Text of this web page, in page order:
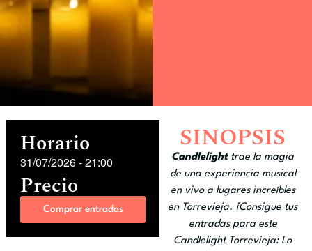
Horario
31/07/2026-21:00
Precio
Comprar entradas
SINOPSIS
Candlelight trae la magia
de una experiencia musical
en vivo a lugares increíbles
en Torrevieja. ¡Consigue tus
entradas para este
Candlelight Torrevieja: Lo